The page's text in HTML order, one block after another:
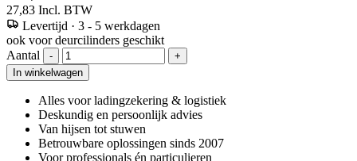
27,83 Incl. BTW
Levertijd · 3 - 5 werkdagen
ook voor deurcilinders geschikt
Aantal
-
+
In winkelwagen
Alles voor ladingzekering & logistiek
Deskundig en persoonlijk advies
Van hijsen tot stuwen
Betrouwbare oplossingen sinds 2007
Voor professionals én particulieren